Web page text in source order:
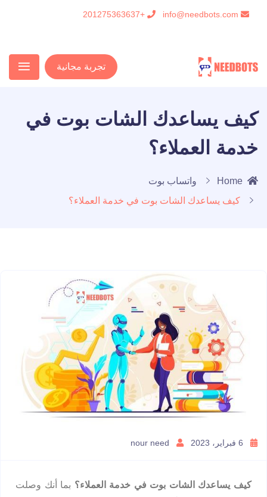
+201275363637
تجربة مجانية
كيف يساعدك الشات بوت في
خدمة العملاء؟
Home
واتساب بوت
كيف يساعدك الشات بوت في خدمة العملاء؟
6 فبراير، 2023
كيف يساعدك الشات بوت في خدمة العملاء؟ بما أنك وصلت